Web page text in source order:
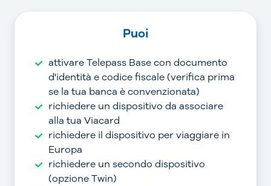
Puoi
attivare Telepass Base con documento
d'identità e codice fiscale (verifica prima
se la tua banca è convenzionata)
richiedere un dispositivo da associare
alla tua Viacard
richiedere il dispositivo per viaggiare in
Europa
richiedere un secondo dispositivo
(opzione Twin)